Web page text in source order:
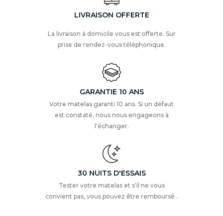
LIVRAISON OFFERTE
La livraison à domicile vous est offerte. Sur
prise de rendez-vous téléphonique.
GARANTIE 10 ANS
Votre matelas garanti 10 ans. Si un défaut
est constaté, nous nous engageons à
l'échanger.
30 NUITS D'ESSAIS
Tester votre matelas et s’il ne vous
convient pas, vous pouvez être remboursé .